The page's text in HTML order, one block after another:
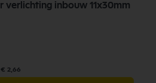
verlichting inbouw 11x30mm
€ 2,66